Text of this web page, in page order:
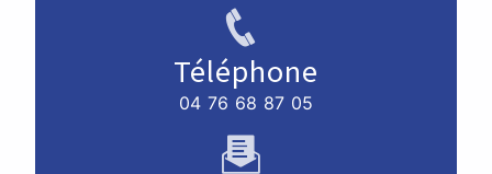
Téléphone
04 76 68 87 05